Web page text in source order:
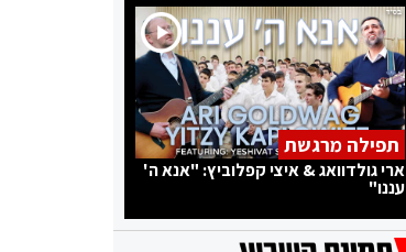
תפילה מרגשת
ארי גולדוואג & איצי קפלוביץ: "אנא ה'
עננו"